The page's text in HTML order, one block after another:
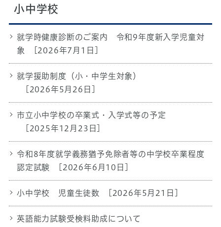
小中学校
就学時健康診断のご案内 令和9年度新入学児童対
象
[2026年7月1日]
就学援助制度（小・中学生対象）
[2026年5月26日]
市立小中学校の卒業式・入学式等の予定
[2025年12月23日]
令和8年度就学義務猶予免除者等の中学校卒業程度
認定試験
[2026年6月10日]
小中学校 児童生徒数 [2026年5月21日]
英語能力試験受検料助成について